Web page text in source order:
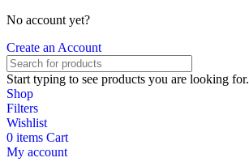
No account yet?
Create an Account
Start typing to see products you are looking for.
Shop
Filters
Wishlist
0 items Cart
My account